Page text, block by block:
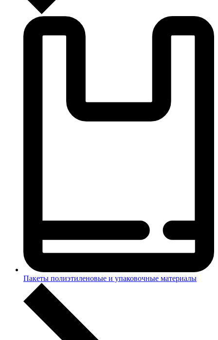
Пакеты полиэтиленовые и упаковочные материалы